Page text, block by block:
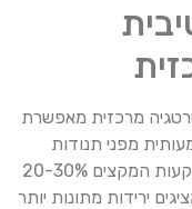
מרכזית מאפשרת
מפני תנודות
השוק. מחקרים מראים כי תיקי השקעות המקצים 20-30%
ירידות מתונות יותר